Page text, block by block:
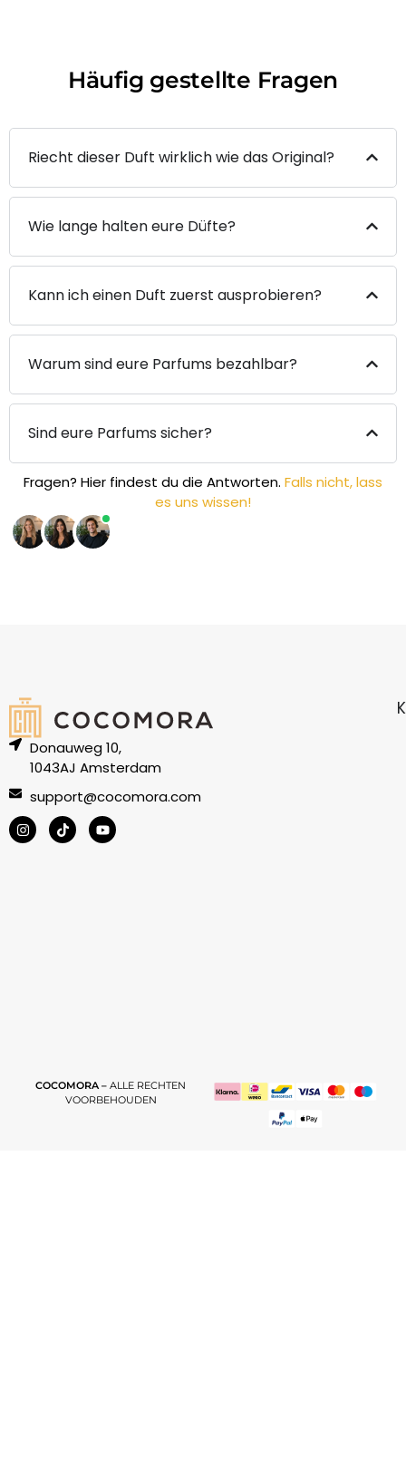
Häufig gestellte Fragen
Riecht dieser Duft wirklich wie das Original?
Wie lange halten eure Düfte?
Kann ich einen Duft zuerst ausprobieren?
Warum sind eure Parfums bezahlbar?
Sind eure Parfums sicher?
Fragen? Hier findest du die Antworten. Falls nicht, lass
es uns wissen!
Donauweg 10,
1043AJ Amsterdam
support@cocomora.com
COCOMORA – ALLE RECHTEN
VOORBEHOUDEN